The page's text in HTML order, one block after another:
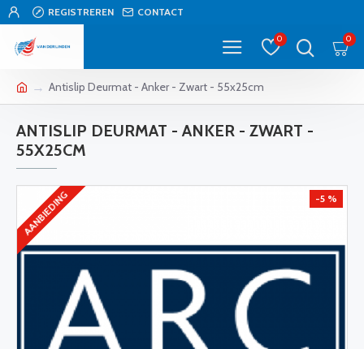
REGISTREREN CONTACT
0 0
Antislip Deurmat - Anker - Zwart - 55x25cm
ANTISLIP DEURMAT - ANKER - ZWART -
55X25CM
AANBIEDING -5 %